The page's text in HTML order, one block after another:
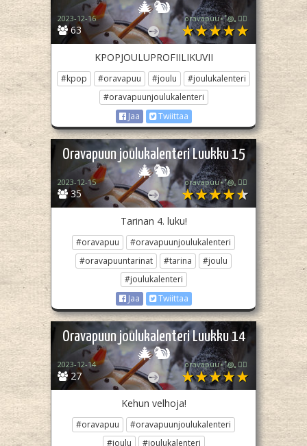
🎄🐿️
63
2023-12-16 oravapuu⋆˚꩜｡🏳️‍🌈
KPOPJOULUPROFIILIKUVII
#kpop #oravapuu #joulu
#joulukalenteri
#oravapuunjoulukalenteri
Jaa
Twiittaa
Oravapuun joulukalenteri Luukku 15
🎄🐿️
35
2023-12-15 oravapuu⋆˚꩜｡🏳️‍🌈
Tarinan 4. luku!
#oravapuu
#oravapuunjoulukalenteri
#oravapuuntarinat
#tarina
#joulu
#joulukalenteri
Jaa
Twiittaa
Oravapuun joulukalenteri Luukku 14
🎄🐿️
27
2023-12-14 oravapuu⋆˚꩜｡🏳️‍🌈
Kehun velhoja!
#oravapuu
#oravapuunjoulukalenteri
#joulu
#joulukalenteri